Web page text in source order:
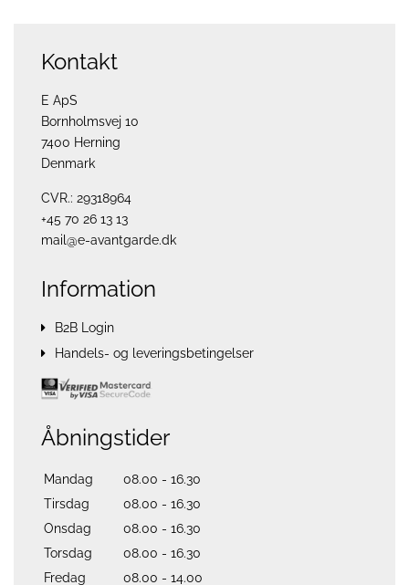
Kontakt
E ApS
Bornholmsvej 10
7400 Herning
Denmark
CVR.: 29318964
+45 70 26 13 13
mail@e-avantgarde.dk
Information
B2B Login
Handels- og leveringsbetingelser
Åbningstider
Mandag
08.00 - 16.30
Tirsdag
08.00 - 16.30
Onsdag
08.00 - 16.30
Torsdag
08.00 - 16.30
Fredag
08.00 - 14.00